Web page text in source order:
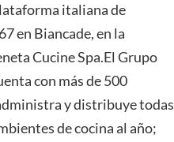
italiana de
en Biancade, en la
Cucine Spa.El Grupo
con más de 500
y distribuye todas
de cocina al año;